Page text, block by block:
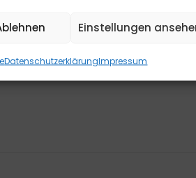
Einstellungen
DatenschutzerklärungImpressum